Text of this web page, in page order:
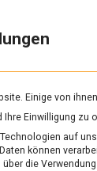
Einige von
Ihre Einwilligung
auf
können
die